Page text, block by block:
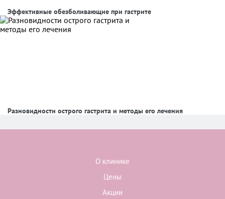
Эффективные обезболивающие при гастрите
Разновидности острого гастрита и методы его лечения
О клинике
Цены
Акции